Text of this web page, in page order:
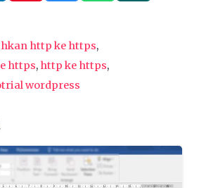
http ke https,
https, http ke https,
wordpress